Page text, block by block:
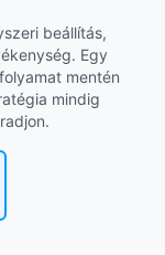
beállítás,
Egy
mentén
mindig